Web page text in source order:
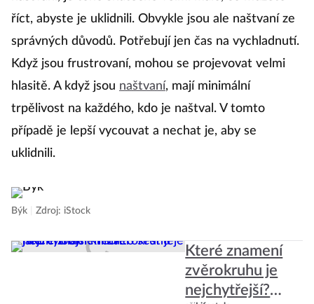
říct, abyste je uklidnili. Obvykle jsou ale naštvaní ze
správných důvodů. Potřebují jen čas na vychladnutí.
Když jsou frustrovaní, mohou se projevovat velmi
hlasitě. A když jsou naštvaní, mají minimální
trpělivost na každého, kdo je naštval. V tomto
případě je lepší vycouvat a nechat je, aby se
uklidnili.
Býk Zdroj: iStock
Které znamení
zvěrokruhu je
nejchytřejší?